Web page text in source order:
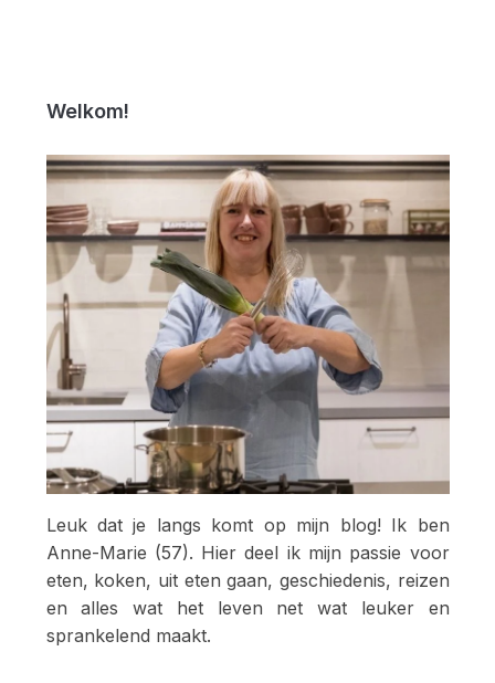
Welkom!
Leuk dat je langs komt op mijn blog! Ik ben
Anne-Marie (57). Hier deel ik mijn passie voor
eten, koken, uit eten gaan, geschiedenis, reizen
en alles wat het leven net wat leuker en
sprankelend maakt.